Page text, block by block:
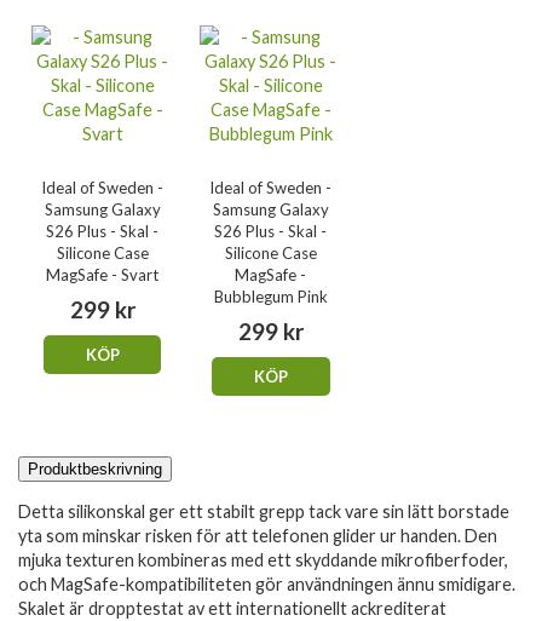
Ideal of Sweden -
Samsung Galaxy
S26 Plus - Skal -
Silicone Case
MagSafe - Svart
299 kr
KÖP
Ideal of Sweden -
Samsung Galaxy
S26 Plus - Skal -
Silicone Case
MagSafe -
Bubblegum Pink
299 kr
KÖP
Produktbeskrivning
Detta silikonskal ger ett stabilt grepp tack vare sin lätt borstade
yta som minskar risken för att telefonen glider ur handen. Den
mjuka texturen kombineras med ett skyddande mikrofiberfoder,
och MagSafe-kompatibiliteten gör användningen ännu smidigare.
Skalet är dropptestat av ett internationellt ackrediterat